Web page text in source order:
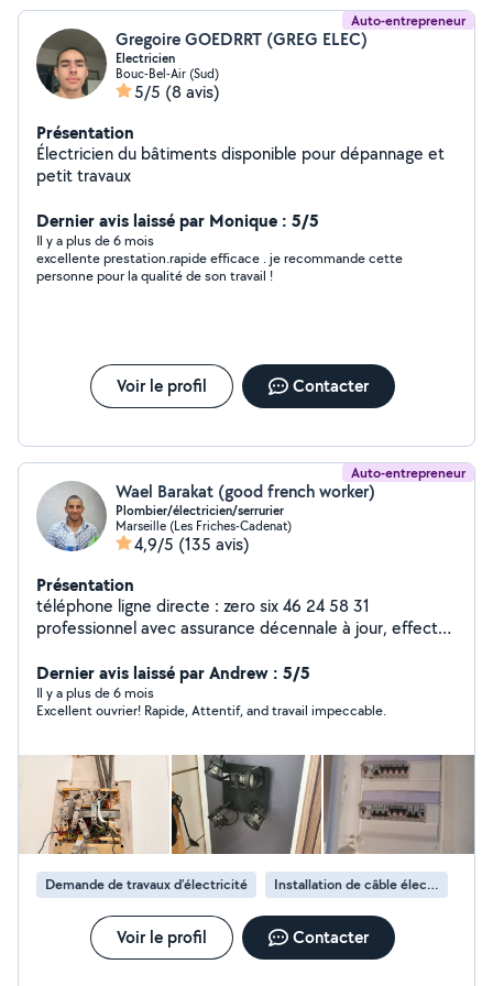
Auto-entrepreneur
Gregoire GOEDRRT (GREG ELEC)
Electricien
Bouc-Bel-Air (Sud)
5/5 (8 avis)
Présentation
Électricien du bâtiments disponible pour dépannage et
petit travaux
Dernier avis laissé par Monique : 5/5
Il y a plus de 6 mois
excellente prestation.rapide efficace . je recommande cette
personne pour la qualité de son travail !
Voir le profil Contacter
Auto-entrepreneur
Wael Barakat (good french worker)
Plombier/électricien/serrurier
Marseille (Les Friches-Cadenat)
4,9/5 (135 avis)
Présentation
téléphone ligne directe : zero six 46 24 58 31
professionnel avec assurance décennale à jour, effectue
dans mon bagage . Si besoin Téléphonez directement
Dernier avis laissé par Andrew : 5/5
Il y a plus de 6 mois
Excellent ouvrier! Rapide, Attentif, and travail impeccable.
Demande de travaux d’électricité Installation de câble électrique
Voir le profil Contacter